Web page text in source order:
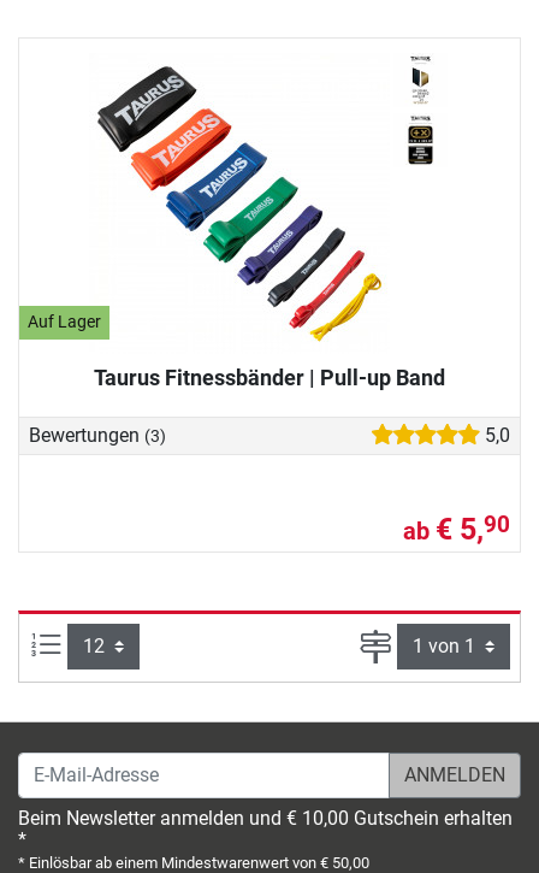
Auf Lager
Taurus Fitnessbänder | Pull-up Band
Bewertungen (3) 5,0
ab € 5,90
Artikel pro Seite: Seite
E-Mail-Adresse
Beim Newsletter anmelden und € 10,00 Gutschein erhalten
*
* Einlösbar ab einem Mindestwarenwert von € 50,00